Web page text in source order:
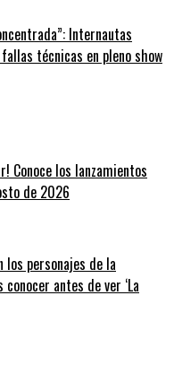
Internautas
técnicas en pleno show
Conoce los lanzamientos
de 2026
los personajes de la
antes de ver ‘La